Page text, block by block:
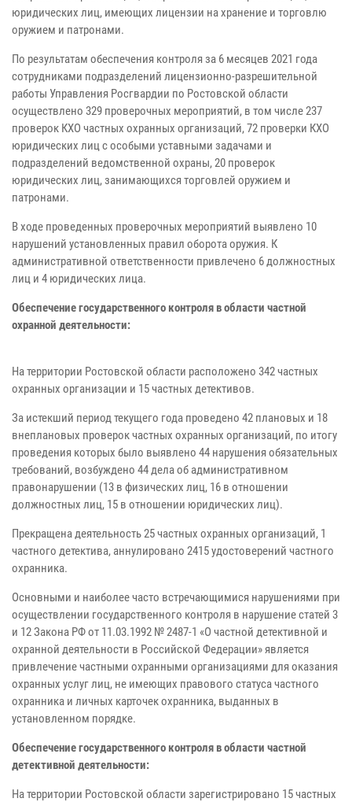
юридических лиц, имеющих лицензии на хранение и торговлю
оружием и патронами.
По результатам обеспечения контроля за 6 месяцев 2021 года
сотрудниками подразделений лицензионно-разрешительной
работы Управления Росгвардии по Ростовской области
осуществлено 329 проверочных мероприятий, в том числе 237
проверок КХО частных охранных организаций, 72 проверки КХО
юридических лиц с особыми уставными задачами и
подразделений ведомственной охраны, 20 проверок
юридических лиц, занимающихся торговлей оружием и
патронами.
В ходе проведенных проверочных мероприятий выявлено 10
нарушений установленных правил оборота оружия. К
административной ответственности привлечено 6 должностных
лиц и 4 юридических лица.
Обеспечение государственного контроля в области частной
охранной деятельности:
На территории Ростовской области расположено 342 частных
охранных организации и 15 частных детективов.
За истекший период текущего года проведено 42 плановых и 18
внеплановых проверок частных охранных организаций, по итогу
проведения которых было выявлено 44 нарушения обязательных
требований, возбуждено 44 дела об административном
правонарушении (13 в физических лиц, 16 в отношении
должностных лиц, 15 в отношении юридических лиц).
Прекращена деятельность 25 частных охранных организаций, 1
частного детектива, аннулировано 2415 удостоверений частного
охранника.
Основными и наиболее часто встречающимися нарушениями при
осуществлении государственного контроля в нарушение статей 3
и 12 Закона РФ от 11.03.1992 № 2487-1 «О частной детективной и
охранной деятельности в Российской Федерации» является
привлечение частными охранными организациями для оказания
охранных услуг лиц, не имеющих правового статуса частного
охранника и личных карточек охранника, выданных в
установленном порядке.
Обеспечение государственного контроля в области частной
детективной деятельности:
На территории Ростовской области зарегистрировано 15 частных